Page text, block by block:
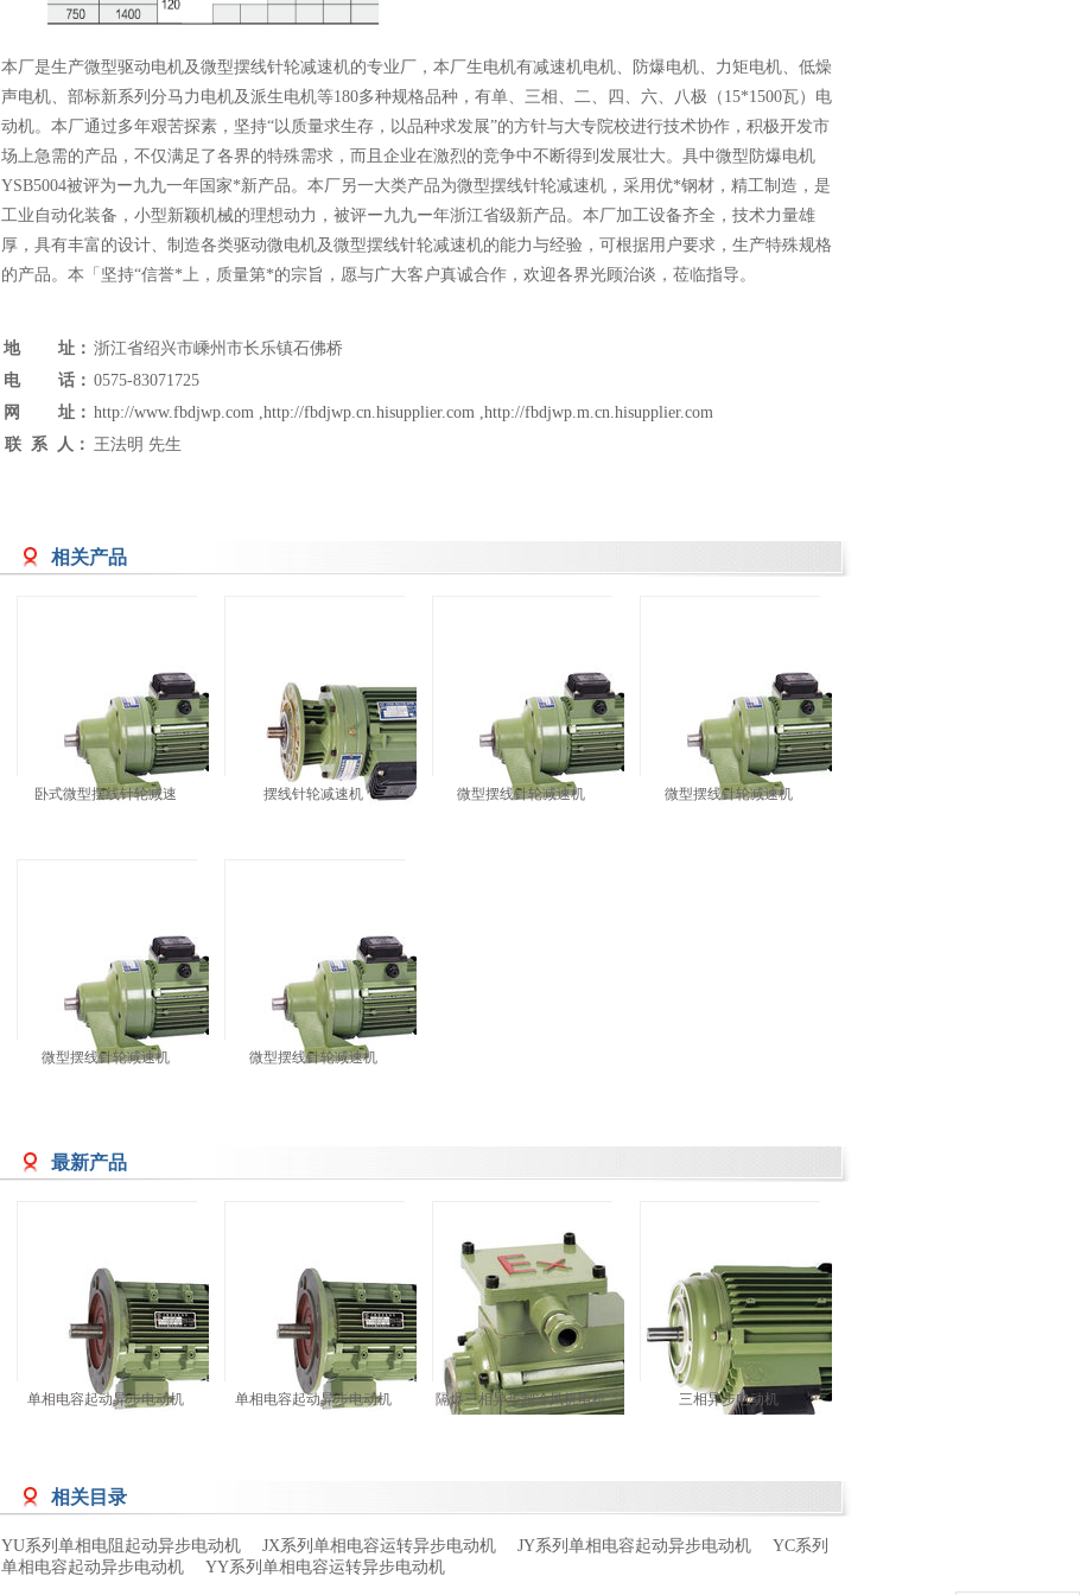
本厂是生产微型驱动电机及微型摆线针轮减速机的专业厂，本厂生电机有减速机电机、防爆电机、力矩电机、低燥
声电机、部标新系列分马力电机及派生电机等180多种规格品种，有单、三相、二、四、六、八极（15*1500瓦）电
动机。本厂通过多年艰苦探素，坚持“以质量求生存，以品种求发展”的方针与大专院校进行技术协作，积极开发市
场上急需的产品，不仅满足了各界的特殊需求，而且企业在激烈的竞争中不断得到发展壮大。具中微型防爆电机
YSB5004被评为ー九九一年国家*新产品。本厂另一大类产品为微型摆线针轮减速机，采用优*钢材，精工制造，是
工业自动化装备，小型新颖机械的理想动力，被评ー九九ー年浙江省级新产品。本厂加工设备齐全，技术力量雄
厚，具有丰富的设计、制造各类驱动微电机及微型摆线针轮减速机的能力与经验，可根据用户要求，生产特殊规格
的产品。本「坚持“信誉*上，质量第*的宗旨，愿与广大客户真诚合作，欢迎各界光顾治谈，莅临指导。
地 址： 浙江省绍兴市嵊州市长乐镇石佛桥
电 话： 0575-83071725
网 址： http://www.fbdjwp.com ,http://fbdjwp.cn.hisupplier.com ,http://fbdjwp.m.cn.hisupplier.com
联 系 人： 王法明 先生
相关产品
卧式微型摆线针轮减速 摆线针轮减速机 微型摆线针轮减速机 微型摆线针轮减速机
微型摆线针轮减速机 微型摆线针轮减速机
最新产品
单相电容起动异步电动机 单相电容起动异步电动机 隔爆三相异步制冷风机电机 三相异步电动机
相关目录
YU系列单相电阻起动异步电动机 JX系列单相电容运转异步电动机 JY系列单相电容起动异步电动机
YC系列
单相电容起动异步电动机
YY系列单相电容运转异步电动机